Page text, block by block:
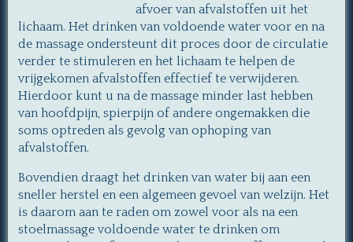
afvoer van afvalstoffen uit het
lichaam. Het drinken van voldoende water voor en na
de massage ondersteunt dit proces door de circulatie
verder te stimuleren en het lichaam te helpen de
vrijgekomen afvalstoffen effectief te verwijderen.
Hierdoor kunt u na de massage minder last hebben
van hoofdpijn, spierpijn of andere ongemakken die
soms optreden als gevolg van ophoping van
afvalstoffen.
Bovendien draagt het drinken van water bij aan een
sneller herstel en een algemeen gevoel van welzijn. Het
is daarom aan te raden om zowel voor als na een
stoelmassage voldoende water te drinken om